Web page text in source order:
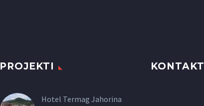
PROJEKTI
Hotel Termag Jahorina
KONTAKT